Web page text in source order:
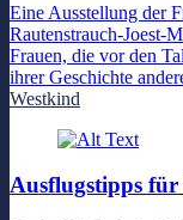
Eine Ausstellung der
Rautenstrauch-Joest-
Frauen, die vor den
ihrer Geschichte
Westkind
Ausflugstipps